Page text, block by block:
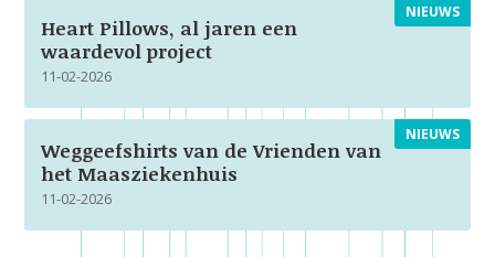
NIEUWS
Heart Pillows, al jaren een
waardevol project
11-02-2026
NIEUWS
Weggeefshirts van de Vrienden van
het Maasziekenhuis
11-02-2026